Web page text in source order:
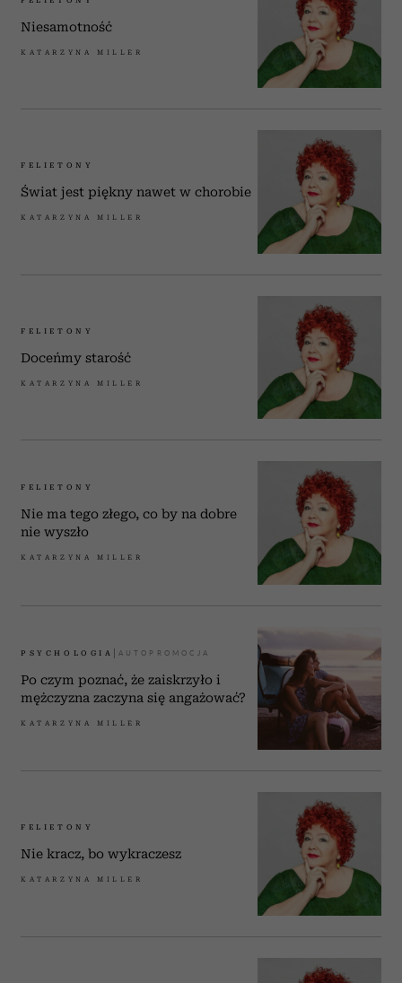
Niesamotność
KATARZYNA MILLER
FELIETONY
Świat jest piękny nawet w chorobie
KATARZYNA MILLER
FELIETONY
Doceńmy starość
KATARZYNA MILLER
FELIETONY
Nie ma tego złego, co by na dobre
nie wyszło
KATARZYNA MILLER
PSYCHOLOGIA
Po czym poznać, że zaiskrzyło i
mężczyzna zaczyna się angażować?
KATARZYNA MILLER
FELIETONY
Nie kracz, bo wykraczesz
KATARZYNA MILLER